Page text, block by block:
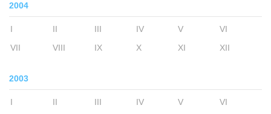
2004
I II III IV V
VI
VII
VIII IX X XI XII
2003
I II III IV V
VI